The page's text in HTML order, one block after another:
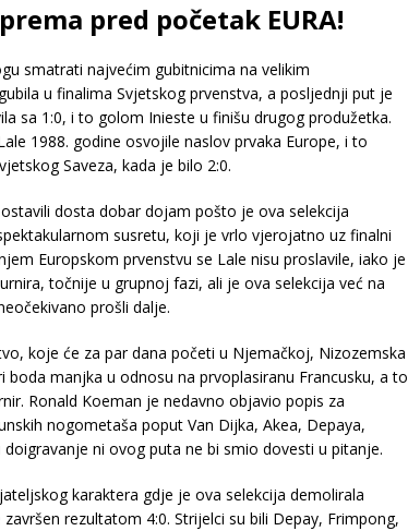
pred početak EURA!
smatrati najvećim gubitnicima na velikim
u finalima Svjetskog prvenstva, a posljednji put je
sa 1:0, i to golom Inieste u finišu drugog produžetka.
1988. godine osvojile naslov prvaka Europe, i to
Saveza, kada je bilo 2:0.
dosta dobar dojam pošto je ova selekcija
susretu, koji je vrlo vjerojatno uz finalni
Europskom prvenstvu se Lale nisu proslavile, iako je
točnije u grupnoj fazi, ali je ova selekcija već na
prošli dalje.
koje će za par dana početi u Njemačkoj, Nizozemska
manjka u odnosu na prvoplasiranu Francusku, a to
Ronald Koeman je nedavno objavio popis za
nogometaša poput Van Dijka, Akea, Depaya,
ni ovog puta ne bi smio dovesti u pitanje.
karaktera gdje je ova selekcija demolirala
rezultatom 4:0. Strijelci su bili Depay, Frimpong,